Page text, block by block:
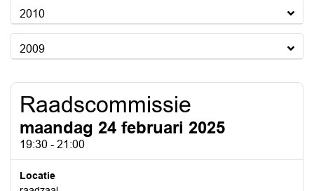
2010
2009
Raadscommissie
maandag 24 februari 2025
19:30 - 21:00
Locatie